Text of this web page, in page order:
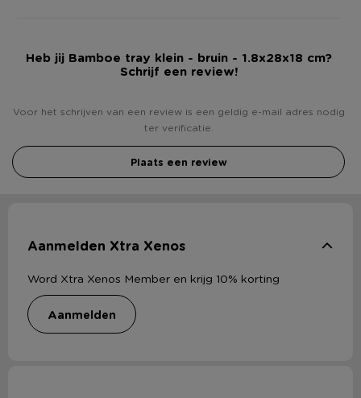
Heb jij Bamboe tray klein - bruin - 1.8x28x18 cm?
Schrijf een review!
Voor het schrijven van een review is een geldig e-mail adres nodig
ter verificatie.
Plaats een review
Aanmelden Xtra Xenos
Word Xtra Xenos Member en krijg 10% korting
aanmelden